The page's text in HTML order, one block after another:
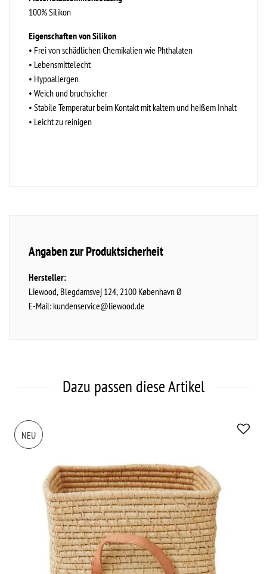
100% Silikon
Eigenschaften von Silikon
• Frei von schädlichen Chemikalien wie Phthalaten
• Lebensmittelecht
• Hypoallergen
• Weich und bruchsicher
• Stabile Temperatur beim Kontakt mit kaltem und heißem Inhalt
• Leicht zu reinigen
Angaben zur Produktsicherheit
Hersteller:
Liewood Blegdamsvej 124 2100 København Ø
E-Mail: kundenservice@liewood.de
Dazu passen diese Artikel
NEU